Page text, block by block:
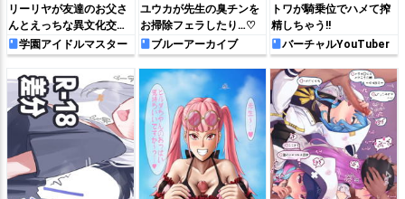
リーリヤが友達のお父さ
んとえっちな異文化交流
♡学園アイドルマスター
ユウカが先生の臭チンを
お掃除フェラしたり…♡
ブルーアーカイブ
トワが騎乗位でハメて搾
精しちゃう!!
バーチャルYouTuber